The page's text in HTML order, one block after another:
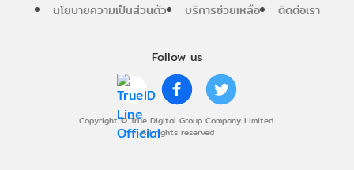
Follow us
Copyright © True Digital Group Company Limited.
All rights reserved
นโยบายความเป็นส่วนตัว
บริการช่วยเหลือ ติดต่อเรา